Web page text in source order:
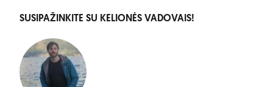
SUSIPAŽINKITE SU KELIONĖS VADOVAIS!